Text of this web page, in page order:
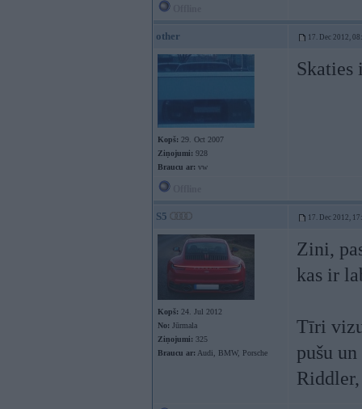
other 17. Dec 2012,
Kopš: 29. Oct 2007
Ziņojumi: 928
Braucu ar: vw
Skaties
S5 17. Dec 2012,
Kopš: 24. Jul 2012
No: Jūrmala
Ziņojumi: 325
Braucu ar: Audi, BMW, Porsche
Zini,
kas ir
Tīri
pušu